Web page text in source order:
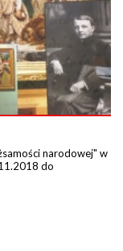
narodowej" w
do